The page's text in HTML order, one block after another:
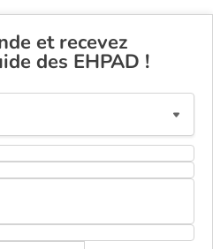
et recevez
des EHPAD !